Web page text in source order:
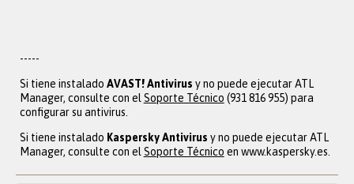
-----
Si tiene instalado AVAST!Antivirus y no puede ejecutar ATL
Manager, consulte con el Soporte Técnico (931 816 955) para
configurar su antivirus.
Si tiene instalado KasperskyAntivirus y no puede ejecutar ATL
Manager, consulte con el Soporte Técnico en www.kaspersky.es.